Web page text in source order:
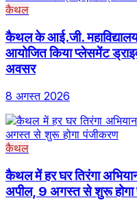
कैथल
कैथल के आई.जी. महाविद्यालय
आयोजित किया प्लेसमेंट
अवसर
8 अगस्त 2026
कैथल
कैथल में हर घर तिरंगा
अपील, 9 अगस्त से शुरू